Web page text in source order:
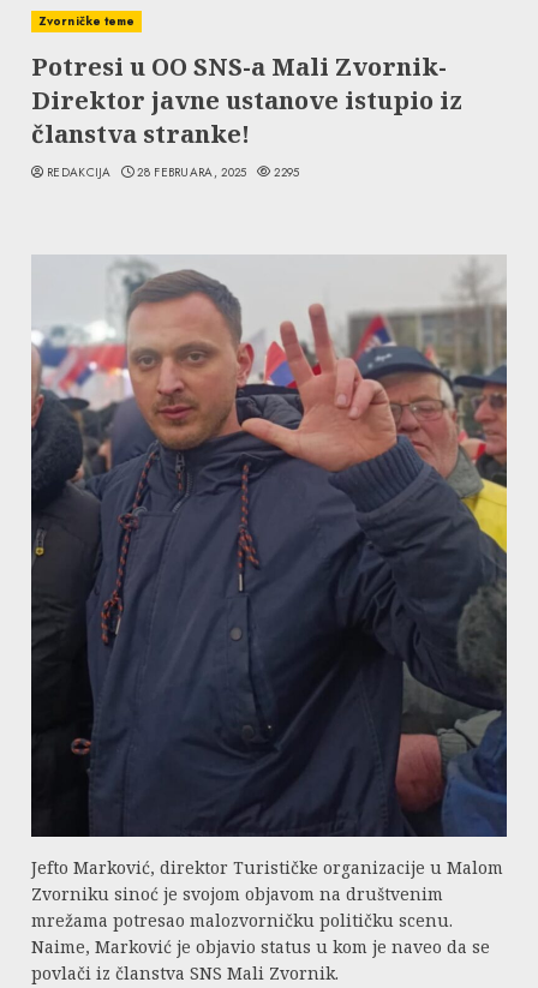
Zvorničke teme
Potresi u OO SNS-a Mali Zvornik-
Direktor javne ustanove istupio iz
članstva stranke!
REDAKCIJA 28 FEBRUARA, 2025 2295
Jefto Marković, direktor Turističke organizacije u Malom
Zvorniku sinoć je svojom objavom na društvenim
mrežama potresao malozvorničku političku scenu.
Naime, Marković je objavio status u kom je naveo da se
povlači iz članstva SNS Mali Zvornik.